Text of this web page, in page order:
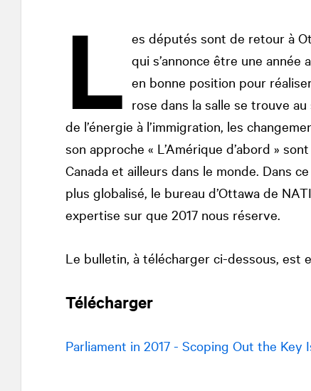
L es députés sont de retour à
qui s’annonce être une
en bonne position pour
rose dans la salle se trouve
de l’énergie à l’immigration, les
son approche « L’Amérique d’abord »
Canada et ailleurs dans le monde. Dans
plus globalisé, le bureau d’Ottawa de
expertise sur que 2017 nous réserve.
Le bulletin, à télécharger ci-dessous, est
Télécharger
Parliament in 2017 - Scoping Out the Key